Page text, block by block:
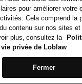
pour améliorer votre
Cela comprend la
contenu sur nos sites
plus, consultez la
privée de Loblaw
Fermer